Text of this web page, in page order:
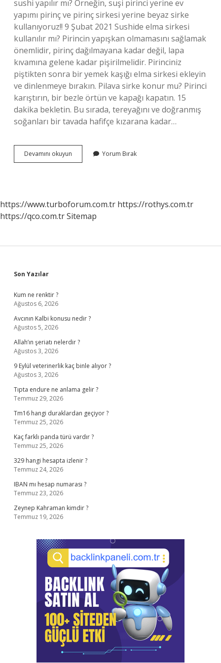
sushi yapılır mı? Örneğin, suşi pirinci yerine ev
yapımı pirinç ve pirinç sirkesi yerine beyaz sirke
kullanıyoruz!! 9 Şubat 2021 Sushide elma sirkesi
kullanılır mı? Pirincin yapışkan olmamasını sağlamak
önemlidir, pirinç dağılmayana kadar değil, lapa
kıvamına gelene kadar pişirilmelidir. Pirinciniz
piştikten sonra bir yemek kaşığı elma sirkesi ekleyin
ve dinlenmeye bırakın. Pilava sirke konur mu? Pirinci
karıştırın, bir bezle örtün ve kapağı kapatın. 15
dakika bekletin. Bu sırada, tereyağını ve doğranmış
soğanları bir tavada hafifçe kızarana kadar…
Devamını okuyun
Bardak
Sirke
Konur
Yorum Bırak
https://www.turboforum.com.tr https://rothys.com.tr
https://qco.com.trSitemap
Sidebar
Son Yazılar
Kum ne renktir ?
Ağustos 6, 2026
Avcının Kalbi konusu nedir ?
Ağustos 5, 2026
Allah’ın şeriatı nelerdir ?
Ağustos 3, 2026
9 Eylül veterinerlik kaç binle alıyor ?
Ağustos 3, 2026
Tıpta endure ne anlama gelir ?
Temmuz 29, 2026
Tm16 hangi duraklardan geçiyor ?
Temmuz 25, 2026
Kaç farklı panda türü vardır ?
Temmuz 25, 2026
329 hangi hesapta izlenir ?
Temmuz 24, 2026
IBAN mı hesap numarası ?
Temmuz 23, 2026
Zeynep Kahraman kimdir ?
Temmuz 19, 2026